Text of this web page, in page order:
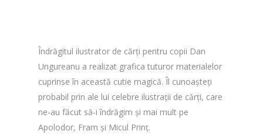
Îndrăgitul ilustrator de cărți pentru copii Dan
Ungureanu a realizat grafica tuturor materialelor
cuprinse în această cutie magică. Îl cunoașteți
probabil prin ale lui celebre ilustrații de cărți, care
ne-au făcut să-i îndrăgim și mai mult pe
Apolodor, Fram și Micul Prinț.